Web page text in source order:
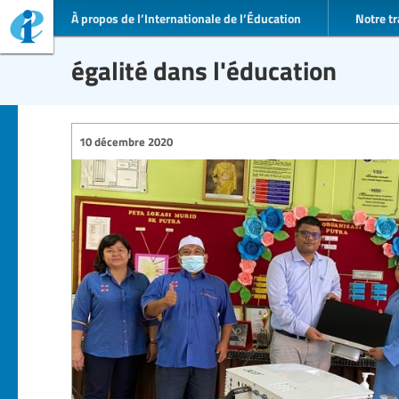
À propos de l’Internationale de l’Éducation Notre
égalité dans l'éducation
10 décembre 2020